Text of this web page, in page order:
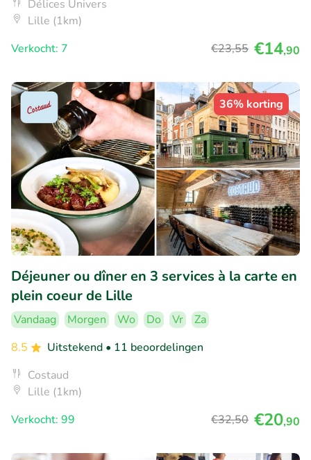
Délices Univers
Lille (1km)
Verkocht: 7
€23,55 €14,90
36% korting
Déjeuner ou dîner en 3 services à la carte en
plein coeur de Lille
Vandaag Morgen Wo Do Vr
Za
8.5
Uitstekend • 11 beoordelingen
Costaud
Lille (1km)
Verkocht: 99
€32,50 €20,90